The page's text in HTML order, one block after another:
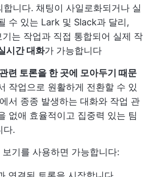
합니다. 채팅이 사일로화되거나 실
수 있는 Lark 및 Slack과 달리,
는 작업과 직접 통합되어 실제 작
시간 대화가 가능합니다
련 토론을 한 곳에 모아두기 때문
작업으로 원활하게 전환할 수 있
서 종종 발생하는 대화와 작업 관
없애 효율적이고 집중력 있는 팀
다.
기를 사용하면 가능합니다: